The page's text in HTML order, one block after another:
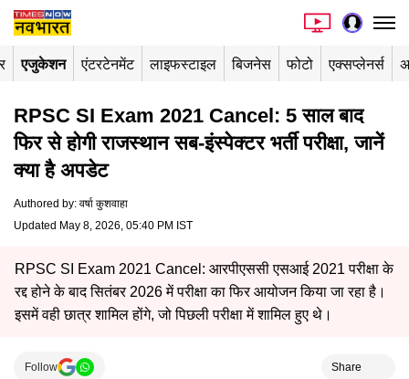
एजुकेशन एंटरटेनमेंट लाइफस्टाइल बिजनेस फोटो एक्सप्लेनर्स
RPSC SI Exam 2021 Cancel: 5 साल बाद
फिर से होगी राजस्थान सब-इंस्पेक्टर भर्ती परीक्षा, जानें
क्या है अपडेट
Authored by: वर्षा कुशवाहा
Updated May 8, 2026, 05:40 PM IST
RPSC SI Exam 2021 Cancel: आरपीएससी एसआई 2021 परीक्षा के
रद्द होने के बाद सितंबर 2026 में परीक्षा का फिर आयोजन किया जा रहा है।
इसमें वही छात्र शामिल होंगे, जो पिछली परीक्षा में शामिल हुए थे।
Follow Share